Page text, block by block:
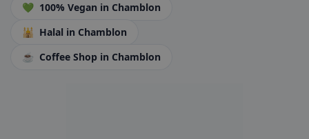
💚 100% Vegan in Chamblon
🕌 Halal in Chamblon
☕ Coffee Shop in Chamblon